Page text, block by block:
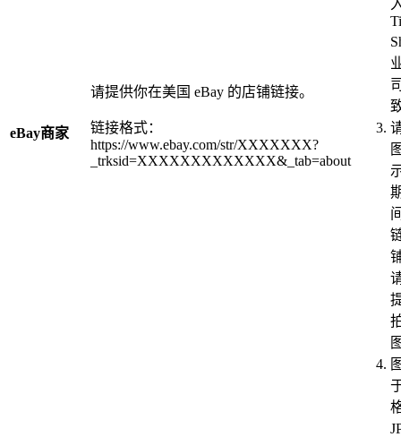
eBay商家
请提供你在美国 eBay 的店铺链接。
链接格式：
https://www.ebay.com/str/XXXXXXX?
_trksid=XXXXXXXXXXXXX&_tab=about